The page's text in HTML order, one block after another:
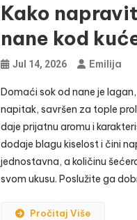
Kako
nane kod
Jul 14, 2026 Emilija
Domaći sok od nane je
napitak, savršen za tople
daje prijatnu aromu i
dodaje blagu kiselost i čini
jednostavna, a količinu
svom ukusu. Poslužite ga
Pročitaj Više